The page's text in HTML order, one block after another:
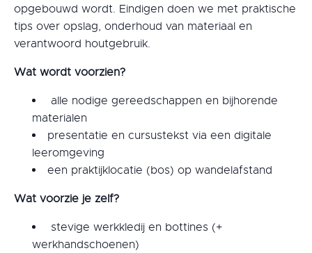
opgebouwd wordt. Eindigen doen we met praktische
tips over opslag, onderhoud van materiaal en
verantwoord houtgebruik.
Wat wordt voorzien?
alle nodige gereedschappen en bijhorende
materialen
presentatie en cursustekst via een digitale
leeromgeving
een praktijklocatie (bos) op wandelafstand
Wat voorzie je zelf?
stevige werkkledij en bottines (+
werkhandschoenen)